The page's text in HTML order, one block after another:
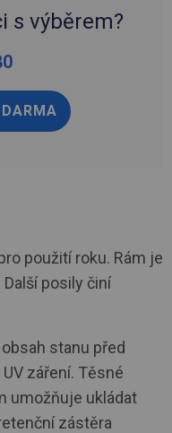
s výběrem?
použití roku. Rám je
posily činí
stanu před
záření. Těsné
umožňuje ukládat
zástěra